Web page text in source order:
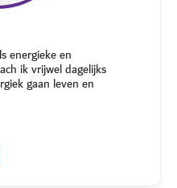
energieke en
ik vrijwel dagelijks
gaan leven en